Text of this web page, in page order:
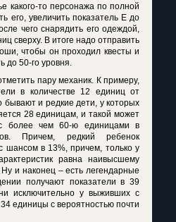
какого-то персонажа по полной
его, увеличить показатель E до
чего снарядить его одеждой,
сверху. В итоге надо отправить
чтобы он проходил квесты и
до 50-го уровня.
пару механик. К примеру,
в количестве 12 единиц от
бывают и редкие дети, у которых
28 единицам, и такой может
более чем 60-ю единицами в
Причем, редкий ребенок
шансом в 13%, причем, только у
равна наивысшему
и наконец – есть легендарные
получают показатели в 39
исключительно у выживших с
единицы с вероятностью почти